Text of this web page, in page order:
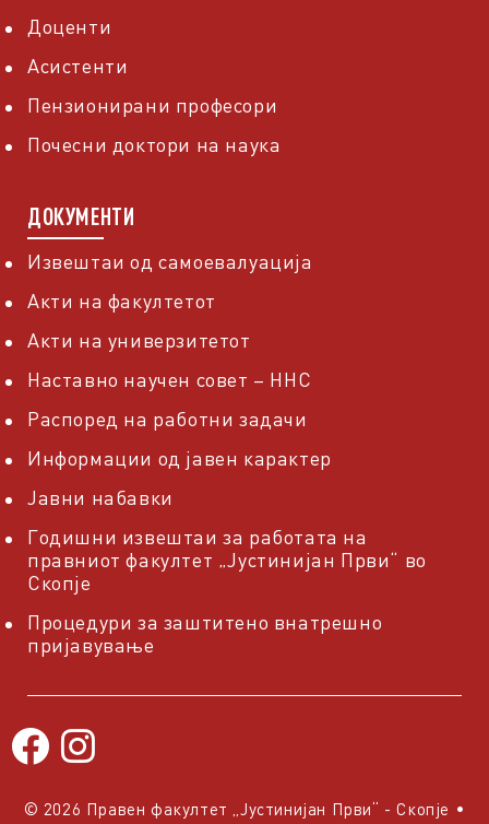
Доценти
Асистенти
Пензионирани професори
Почесни доктори на наука
ДОКУМЕНТИ
Извештаи од самоевалуација
Акти на факултетот
Акти на универзитетот
Наставно научен совет – ННС
Распоред на работни задачи
Информации од јавен карактер
Јавни набавки
Годишни извештаи за работата на
правниот факултет „Јустинијан Први“ во
Скопје
Процедури за заштитено внатрешно
пријавување
© 2026 Правен факултет „Јустинијан Први“ - Скопје •